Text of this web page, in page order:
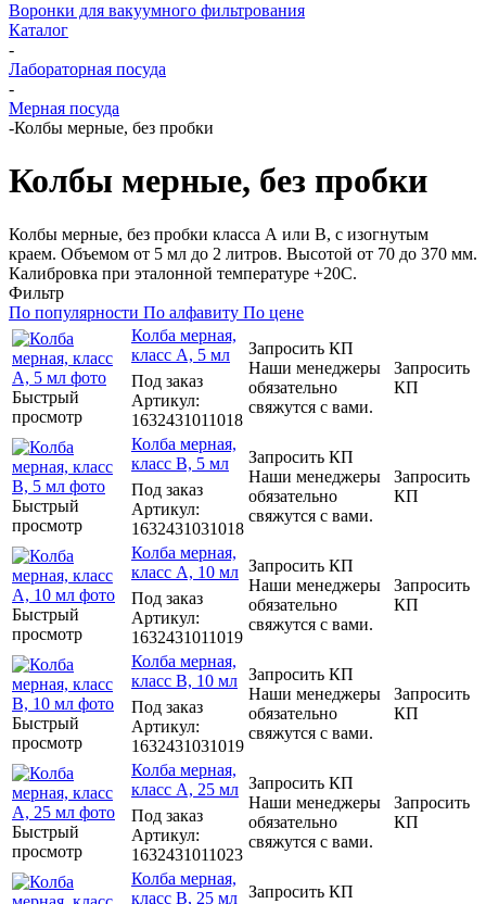
Воронки для вакуумного фильтрования
Каталог
-
Лабораторная посуда
-
Мерная посуда
-Колбы мерные, без пробки
Колбы мерные, без пробки
Колбы мерные, без пробки класса А или B, с изогнутым
краем. Объемом от 5 мл до 2 литров. Высотой от 70 до 370 мм.
Калибровка при эталонной температуре +20С.
Фильтр
По популярности По алфавиту По цене
Быстрый
просмотр
Колба мерная,
класс А, 5 мл
Под заказ
Артикул:
1632431011018
Запросить КП
Наши менеджеры
обязательно
свяжутся с вами.
Запросить
КП
Быстрый
просмотр
Колба мерная,
класс В, 5 мл
Под заказ
Артикул:
1632431031018
Запросить КП
Наши менеджеры
обязательно
свяжутся с вами.
Запросить
КП
Быстрый
просмотр
Колба мерная,
класс А, 10 мл
Под заказ
Артикул:
1632431011019
Запросить КП
Наши менеджеры
обязательно
свяжутся с вами.
Запросить
КП
Быстрый
просмотр
Колба мерная,
класс В, 10 мл
Под заказ
Артикул:
1632431031019
Запросить КП
Наши менеджеры
обязательно
свяжутся с вами.
Запросить
КП
Быстрый
просмотр
Колба мерная,
класс А, 25 мл
Под заказ
Артикул:
1632431011023
Запросить КП
Наши менеджеры
обязательно
свяжутся с вами.
Запросить
КП
Колба мерная,
класс В, 25 мл Запросить КП